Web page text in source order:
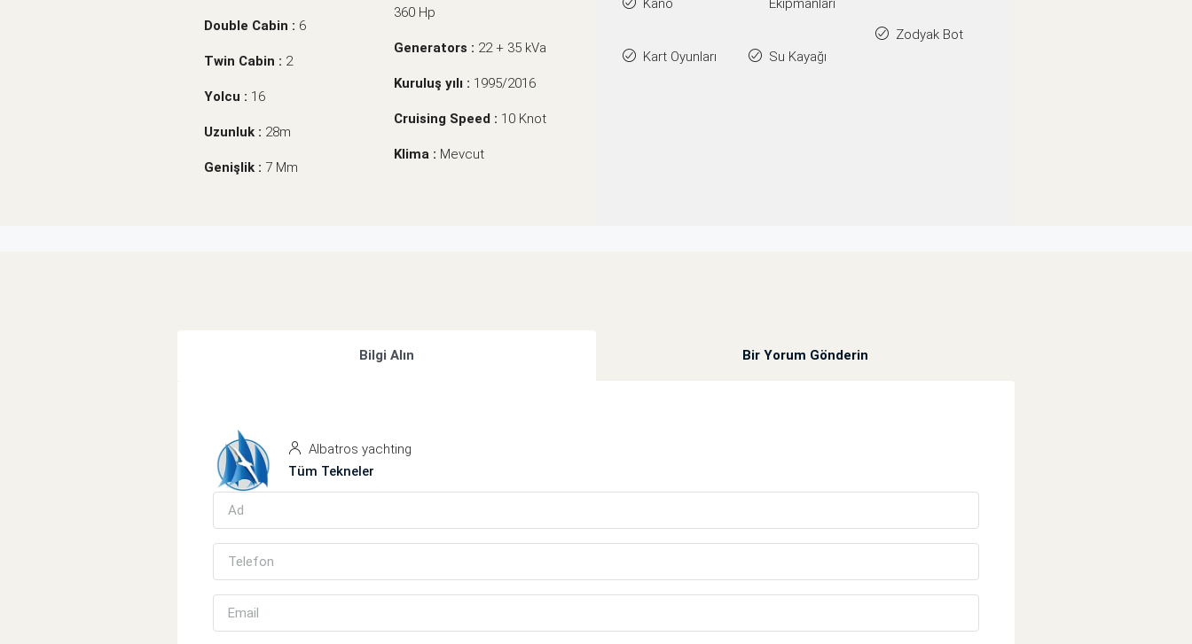
Double Cabin : 6
Twin Cabin : 2
Yolcu : 16
Uzunluk : 28m
Genişlik : 7 Mm
360 Hp
Generators : 22 + 35 kVa
Kuruluş yılı : 1995/2016
Cruising Speed : 10 Knot
Klima : Mevcut
Kart Oyunları Su Kayağı
Zodyak Bot
Bilgi Alın Bir Yorum Gönderin
Albatros yachting
Tüm Tekneler